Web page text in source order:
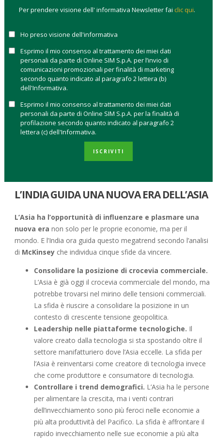
Secondo l’analisi diBank of America, per le grandi banche di
vuole restare al centro dei grandi affari. Per gli analisti di
Barclays l’India è una tappa obbligata dato il rallentamento
del business in Cina e per alcune banche è l’Eldorado. É il caso
diHSBC,che in India ha già profitti per oltre 1 miliardo di
dollari. Ma non è per tutti così. UBS, per esempio, ha chiuso la
I numeri del business per le investment bank in India
sono ancora lontani da quelli della Cina. Secondo dati
Dealogic, nel 2022 le banche di investimento europee e
australiane hanno fatto ricavi per 34 milioni di dollari in
(erano 580 milioni nel 2021) contro i 689 milioni di
L’INDIA GUIDA UNA NUOVA ERA DELL’ASIA
L’Asia ha l’opportunità di influenzare e plasmare una
nuova era non solo per le proprie economie, ma per il
mondo. E l’India ora guida questo megatrend secondo l’analisi
di McKinsey che individua cinque sfide da vincere.
Consolidare la posizione di crocevia commerciale.
L’Asia è già oggi il crocevia commerciale del mondo, ma
potrebbe trovarsi nel mirino delle tensioni commerciali.
La sfida è riuscire a consolidare la posizione in un
contesto di crescente tensione geopolitica.
Leadership nelle piattaforme tecnologiche. Il
valore creato dalla tecnologia si sta spostando oltre il
settore manifatturiero dove l’Asia eccelle. La sfida per
l’Asia è reinventarsi come creatore di tecnologia invece
che come produttore e consumatore di tecnologia.
Controllare i trend demografici. L’Asia ha le persone
per alimentare la crescita, ma i venti contrari
dell’invecchiamento sono più feroci nelle economie a
più alta produttività del Pacifico. La sfida è affrontare il
rapido invecchiamento nelle sue economie a più alta
Per prendere visione dell' informativa Newsletter fai clic qui.
Ho preso visione dell'informativa
Esprimo il mio consenso al trattamento dei miei dati
personali da parte di Online SIM S.p.A. per l’invio di
comunicazioni promozionali per finalità di marketing
secondo quanto indicato al paragrafo 2 lettera (b)
dell'Informativa.
Esprimo il mio consenso al trattamento dei miei dati
personali da parte di Online SIM S.p.A. per la finalità di
profilazione secondo quanto indicato al paragrafo 2
lettera (c) dell'Informativa.
ISCRIVITI